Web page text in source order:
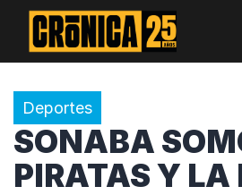
Deportes
SONABA
PIRATAS Y LA